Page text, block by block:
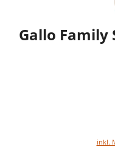
Gallo
inkl.